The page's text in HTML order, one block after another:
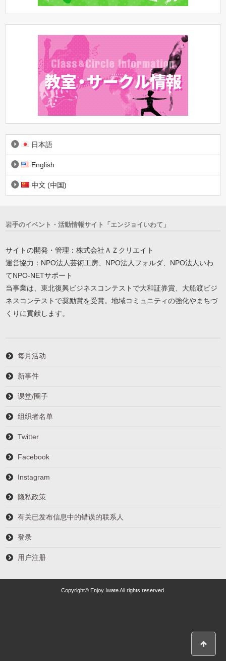
日本語
English
中文 (中国)
岩手のイベント・活動情報サイト「エンジョイいわて」
サイトの開発・管理：株式会社ＡＺクリエイト
運営協力：NPO法人芸術工房、NPO法人フォルダ、NPO法人いわ
てNPO-NETサポート
当事業は、東北復興ビジネスコンテストで大和証券賞、大船渡ビジ
ネスコンテストで奨励賞を受賞。地域コミュニティの強化やまちづ
くりに貢献します。
每月活动
新事件
课堂/圈子
组织者名单
Twitter
Facebook
Instagram
隐私政策
有关已发布信息中的错误的联系人
登录
用户注册
Copyright© Enjoy Iwate All rights reserved.